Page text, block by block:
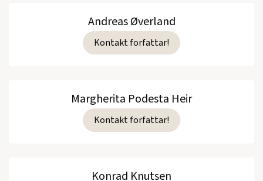
Andreas Øverland
Kontakt forfattar!
Margherita Podesta Heir
Kontakt forfattar!
Konrad Knutsen